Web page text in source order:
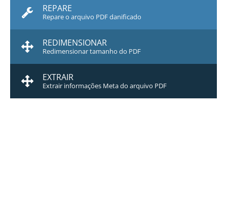
REPARE
Repare o arquivo PDF danificado
REDIMENSIONAR
Redimensionar tamanho do PDF
EXTRAIR
Extrair informações Meta do arquivo PDF